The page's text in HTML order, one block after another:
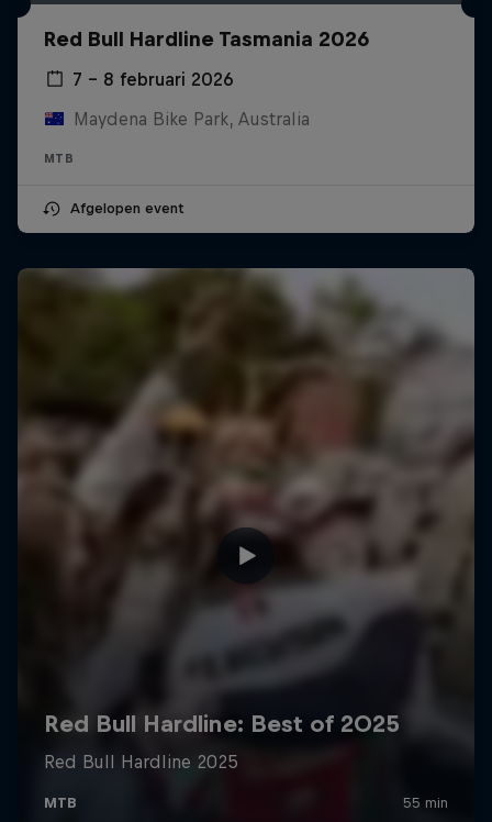
Red Bull Hardline Tasmania 2026
7 – 8 februari 2026
Maydena Bike Park, Australia
MTB
Afgelopen event